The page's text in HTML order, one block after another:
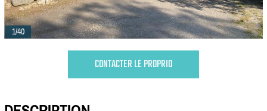
1/40
CONTACTER LE PROPRIO